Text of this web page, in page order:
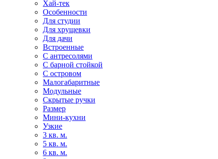
Хай-тек
Особенности
Для студии
Для хрущевки
Для дачи
Встроенные
С антресолями
С барной стойкой
С островом
Малогабаритные
Модульные
Скрытые ручки
Размер
Мини-кухни
Узкие
3 кв. м.
5 кв. м.
6 кв. м.